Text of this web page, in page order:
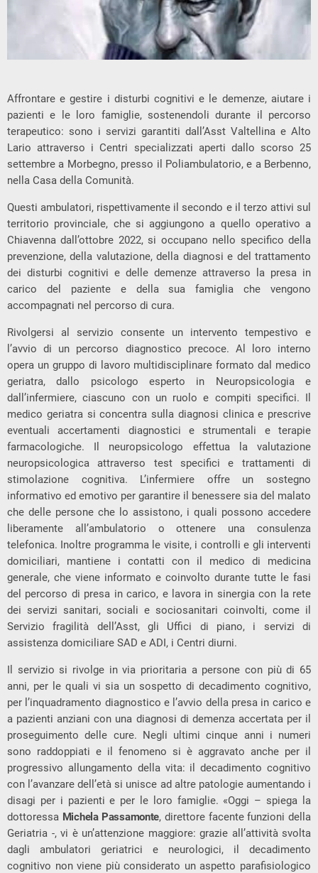
Affrontare e gestire i disturbi cognitivi e le demenze, aiutare i
pazienti e le loro famiglie, sostenendoli durante il percorso
terapeutico: sono i servizi garantiti dall’Asst Valtellina e Alto
Lario attraverso i Centri specializzati aperti dallo scorso 25
settembre a Morbegno, presso il Poliambulatorio, e a Berbenno,
nella Casa della Comunità.
Questi ambulatori, rispettivamente il secondo e il terzo attivi sul
territorio provinciale, che si aggiungono a quello operativo a
Chiavenna dall’ottobre 2022, si occupano nello specifico della
prevenzione, della valutazione, della diagnosi e del trattamento
dei disturbi cognitivi e delle demenze attraverso la presa in
carico del paziente e della sua famiglia che vengono
accompagnati nel percorso di cura.
Rivolgersi al servizio consente un intervento tempestivo e
l’avvio di un percorso diagnostico precoce. Al loro interno
opera un gruppo di lavoro multidisciplinare formato dal medico
geriatra, dallo psicologo esperto in Neuropsicologia e
dall’infermiere, ciascuno con un ruolo e compiti specifici. Il
medico geriatra si concentra sulla diagnosi clinica e prescrive
eventuali accertamenti diagnostici e strumentali e terapie
farmacologiche. Il neuropsicologo effettua la valutazione
neuropsicologica attraverso test specifici e trattamenti di
stimolazione cognitiva. L’infermiere offre un sostegno
informativo ed emotivo per garantire il benessere sia del malato
che delle persone che lo assistono, i quali possono accedere
liberamente all’ambulatorio o ottenere una consulenza
telefonica. Inoltre programma le visite, i controlli e gli interventi
domiciliari, mantiene i contatti con il medico di medicina
generale, che viene informato e coinvolto durante tutte le fasi
del percorso di presa in carico, e lavora in sinergia con la rete
dei servizi sanitari, sociali e sociosanitari coinvolti, come il
Servizio fragilità dell’Asst, gli Uffici di piano, i servizi di
assistenza domiciliare SAD e ADI, i Centri diurni.
Il servizio si rivolge in via prioritaria a persone con più di 65
anni, per le quali vi sia un sospetto di decadimento cognitivo,
per l’inquadramento diagnostico e l’avvio della presa in carico e
a pazienti anziani con una diagnosi di demenza accertata per il
proseguimento delle cure. Negli ultimi cinque anni i numeri
sono raddoppiati e il fenomeno si è aggravato anche per il
progressivo allungamento della vita: il decadimento cognitivo
con l’avanzare dell’età si unisce ad altre patologie aumentando i
disagi per i pazienti e per le loro famiglie. «Oggi – spiega la
dottoressa Michela Passamonte, direttore facente funzioni della
Geriatria -, vi è un’attenzione maggiore: grazie all’attività svolta
dagli ambulatori geriatrici e neurologici, il decadimento
cognitivo non viene più considerato un aspetto parafisiologico